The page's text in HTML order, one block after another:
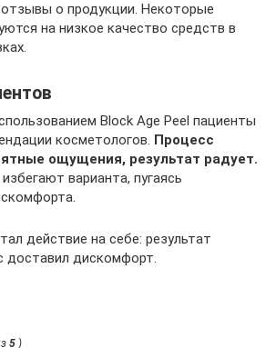
о продукции. Некоторые
на низкое качество средств в
Block Age Peel пациенты
косметологов. Процесс
ощущения, результат радует.
варианта, пугаясь
действие на себе: результат
доставил дискомфорт.
5 )